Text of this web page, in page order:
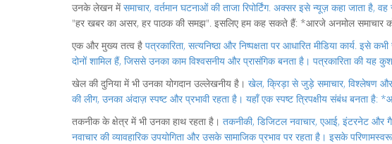
उनके लेखन मेंसमाचार, वर्तमान घटनाओं की ताजा रिपोर्टिंग. अक्सर इसेन्यूज़ कहा जाता है,
"हर खबर का असर, हर पाठक की समझ". इसलिए हम कह सकते हैं: *आरजे अनमोल समाचार
एक और मुख्य तत्व है पत्रकारिता, सत्यनिष्ठा और निष्पक्षता पर आधारित मीडिया कार्य. इसे कभी
दोनों शामिल हैं, जिससे उनका काम विश्वसनीय और प्रासंगिक बनता है। पत्रकारिता की यह
खेल की दुनिया में भी उनका योगदान उल्लेखनीय है। खेल, क्रिड़ा से जुड़े समाचार, विश्लेषण
की लीग, उनका अंदाज़ स्पष्ट और प्रभावी रहता है। यहाँ एक स्पष्ट त्रिपक्षीय संबंध बनता
तकनीक के क्षेत्र में भी उनका हाथ रहता है। तकनीकी, डिजिटल नवाचार, एआई, इंटरनेट
नवाचार की व्यावहारिक उपयोगिता और उसके सामाजिक प्रभाव पर रहता है। इसके